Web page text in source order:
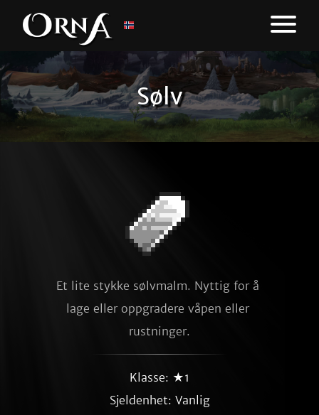
Sølv
Et lite stykke sølvmalm. Nyttig for å
lage eller oppgradere våpen eller
rustninger.
Klasse: ★1
Sjeldenhet: Vanlig